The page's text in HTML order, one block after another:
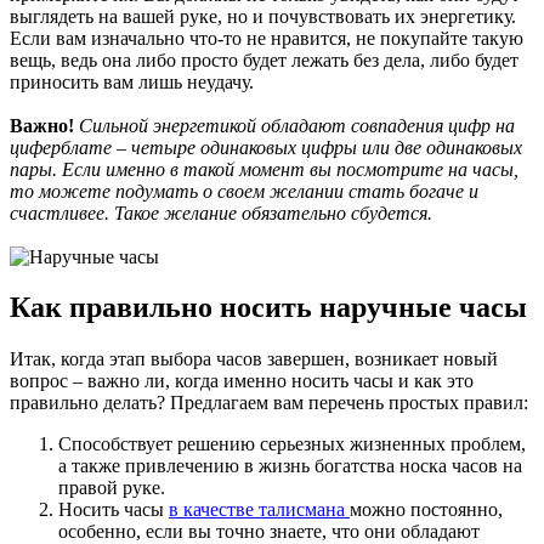
выглядеть на вашей руке, но и почувствовать их энергетику.
Если вам изначально что-то не нравится, не покупайте такую
вещь, ведь она либо просто будет лежать без дела, либо будет
приносить вам лишь неудачу.
Важно! Сильной энергетикой обладают совпадения цифр на
циферблате – четыре одинаковых цифры или две одинаковых
пары. Если именно в такой момент вы посмотрите на часы,
то можете подумать о своем желании стать богаче и
счастливее. Такое желание обязательно сбудется.
Как правильно носить наручные часы
Итак, когда этап выбора часов завершен, возникает новый
вопрос – важно ли, когда именно носить часы и как это
правильно делать? Предлагаем вам перечень простых правил:
Способствует решению серьезных жизненных проблем,
а также привлечению в жизнь богатства носка часов на
правой руке.
Носить часы в качестве талисмана можно постоянно,
особенно, если вы точно знаете, что они обладают